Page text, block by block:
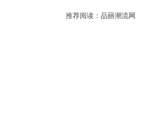
推荐阅读： 品丽潮流网